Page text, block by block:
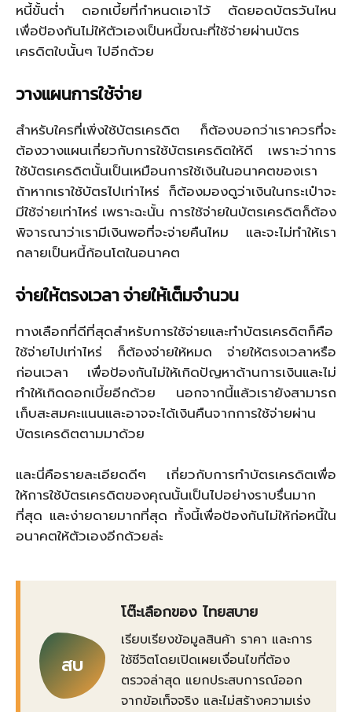
หนี้ขั้นต่ำ ดอกเบี้ยที่กำหนดเอาไว้ ตัดยอดบัตรวันไหน
เพื่อป้องกันไม่ให้ตัวเองเป็นหนี้ขณะที่ใช้จ่ายผ่านบัตร
เครดิตใบนั้นๆ ไปอีกด้วย
วางแผนการใช้จ่าย
สำหรับใครที่เพิ่งใช้บัตรเครดิต ก็ต้องบอกว่าเราควรที่จะ
ต้องวางแผนเกี่ยวกับการใช้บัตรเครดิตให้ดี เพราะว่าการ
ใช้บัตรเครดิตนั้นเป็นเหมือนการใช้เงินในอนาคตของเรา
ถ้าหากเราใช้บัตรไปเท่าไหร่ ก็ต้องมองดูว่าเงินในกระเป๋าจะ
มีใช้จ่ายเท่าไหร่ เพราะฉะนั้น การใช้จ่ายในบัตรเครดิตก็ต้อง
พิจารณาว่าเรามีเงินพอที่จะจ่ายคืนไหม และจะไม่ทำให้เรา
กลายเป็นหนี้ก้อนโตในอนาคต
จ่ายให้ตรงเวลาจ่ายให้เต็มจำนวน
ทางเลือกที่ดีที่สุดสำหรับการใช้จ่ายและทำบัตรเครดิตก็คือ
ใช้จ่ายไปเท่าไหร่ ก็ต้องจ่ายให้หมด จ่ายให้ตรงเวลาหรือ
ก่อนเวลา เพื่อป้องกันไม่ให้เกิดปัญหาด้านการเงินและไม่
ทำให้เกิดดอกเบี้ยอีกด้วย นอกจากนี้แล้วเรายังสามารถ
เก็บสะสมคะแนนและอาจจะได้เงินคืนจากการใช้จ่ายผ่าน
บัตรเครดิตตามมาด้วย
และนี่คือรายละเอียดดีๆ เกี่ยวกับการทำบัตรเครดิตเพื่อ
ให้การใช้บัตรเครดิตของคุณนั้นเป็นไปอย่างราบรื่นมาก
ที่สุด และง่ายดายมากที่สุด ทั้งนี้เพื่อป้องกันไม่ให้ก่อหนี้ใน
อนาคตให้ตัวเองอีกด้วยล่ะ
สบ
โต๊ะเลือกของ ไทยสบาย
เรียบเรียงข้อมูลสินค้า ราคา และการ
ใช้ชีวิตโดยเปิดเผยเงื่อนไขที่ต้อง
ตรวจล่าสุด แยกประสบการณ์ออก
จากข้อเท็จจริง และไม่สร้างความเร่ง